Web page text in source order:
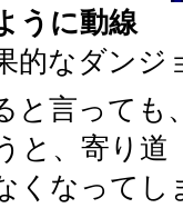
うに動線
的なダンジ
と言っても
と、寄り道
くなって